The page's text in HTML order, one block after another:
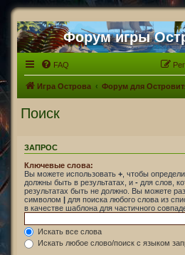
Форум игры
FAQ
Игра Острова Форум для
Поиск
ЗАПРОС
Ключевые слова:
Вы можете использовать + , чтобы
должны быть в результатах, и - для слов,
результатах быть не должно. Вы можете
символом | для поиска любого слова из
в качестве шаблона для частичного
Искать все слова
Искать любое слово/поиск с языком